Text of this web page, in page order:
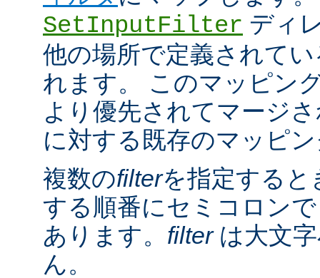
SetInputFilter ディ
他の場所で定義されて
れます。 このマッピン
より優先されてマージ
に対する既存のマッピ
複数のfilterを指定すると
する順番にセミコロン
あります。 filterは大文
ん。